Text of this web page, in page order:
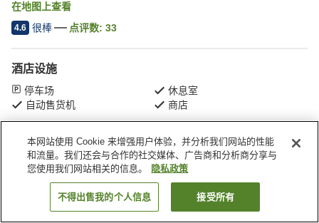
在地图上查看
4.6 很棒 点评数: 33
酒店设施
停车场
休息室
自动售货机
商店
首页 日本 栃木县 日光 日光汤元温泉花之季酒店
搜索客房
本网站使用 Cookie 来增强用户体验，并分析我们网站的性能
和流量。我们还会与合作的社交媒体、广告商和分析商分享与
您使用我们网站相关的信息。
隐私政策
不得出售我的个人信息 接受所有